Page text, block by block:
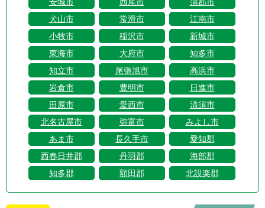
犬山市
常滑市
江南市
小牧市
稲沢市
新城市
東海市
大府市
知多市
知立市
尾張旭市
高浜市
岩倉市
豊明市
日進市
田原市
愛西市
清須市
北名古屋市
弥富市
みよし市
あま市
長久手市
愛知郡
西春日井郡
丹羽郡
海部郡
知多郡
額田郡 北設楽郡